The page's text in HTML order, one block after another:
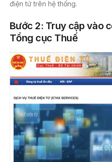
điện tử trên hệ thống.
Bước 2: Truy cập vào
Tổng cục Thuế